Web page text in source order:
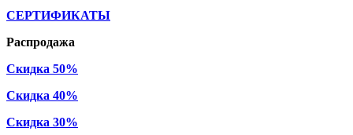
СЕРТИФИКАТЫ
Распродажа
Скидка 50%
Скидка 40%
Скидка 30%